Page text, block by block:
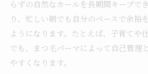
らずの自然なカールを長期間キープで
り、忙しい朝でも自分のペースで余裕
ようになります。たとえば、子育てや
でも、まつ毛パーマによって自己管理
やすくなります。